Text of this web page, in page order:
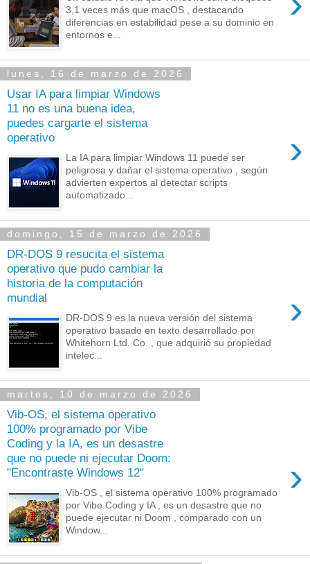
3,1 veces más que macOS , destacando
diferencias en estabilidad pese a su dominio en
entornos e...
lunes, 16 de marzo de 2026
Usar IA para limpiar Windows
11 no es una buena idea,
puedes cargarte el sistema
operativo
›
La IA para limpiar Windows 11 puede ser
peligrosa y dañar el sistema operativo , según
advierten expertos al detectar scripts
automatizado...
domingo, 15 de marzo de 2026
DR-DOS 9 resucita el sistema
operativo que pudo cambiar la
historia de la computación
mundial
›
DR-DOS 9 es la nueva versión del sistema
operativo basado en texto desarrollado por
Whitehorn Ltd. Co. , que adquirió su propiedad
intelec...
martes, 10 de marzo de 2026
Vib-OS, el sistema operativo
100% programado por Vibe
Coding y la IA, es un desastre
que no puede ni ejecutar Doom:
"Encontraste Windows 12"
›
Vib-OS , el sistema operativo 100% programado
por Vibe Coding y IA , es un desastre que no
puede ejecutar ni Doom , comparado con un
Window...